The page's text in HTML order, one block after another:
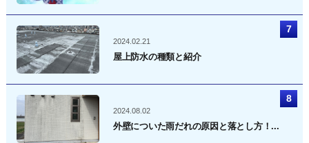
2024.02.21
屋上防水の種類と紹介
2024.08.02
外壁についた雨だれの原因と落とし方！...